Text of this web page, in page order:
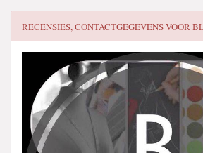
RECENSIES, CONTACTGEGEVENS VOOR